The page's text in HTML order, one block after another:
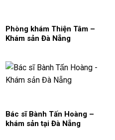
Phòng khám Thiện Tâm –
Khám sản Đà Nẵng
Bác sĩ Bành Tấn Hoàng –
khám sản tại Đà Nẵng